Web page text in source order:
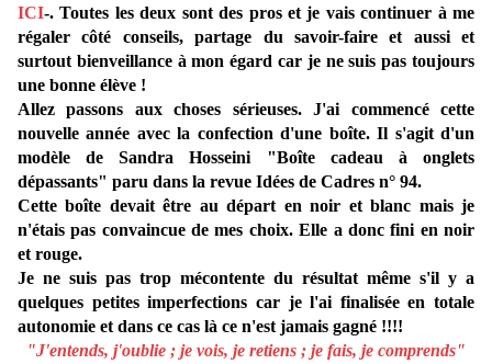
ICI-. Toutes les deux sont des pros et je vais continuer à me
régaler côté conseils, partage du savoir-faire et aussi et
surtout bienveillance à mon égard car je ne suis pas toujours
une bonne élève !
Allez passons aux choses sérieuses. J'ai commencé cette
nouvelle année avec la confection d'une boîte. Il s'agit d'un
modèle de Sandra Hosseini "Boîte cadeau à onglets
dépassants" paru dans la revue Idées de Cadres n° 94.
Cette boîte devait être au départ en noir et blanc mais je
n'étais pas convaincue de mes choix. Elle a donc fini en noir
et rouge.
Je ne suis pas trop mécontente du résultat même s'il y a
quelques petites imperfections car je l'ai finalisée en totale
autonomie et dans ce cas là ce n'est jamais gagné !!!!
"J'entends, j'oublie ; je vois, je retiens ; je fais, je comprends"